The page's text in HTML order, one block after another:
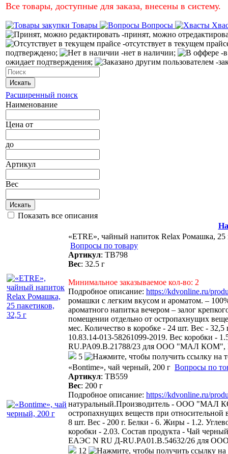
Все товары, доступные для заказа, внесены в систему.
Товары Вопросы
-принят, можно
-отсутствует в текущем
подтверждено;
-нет в наличии;
-
ожидает подтверждения;
-
Искать
Расширенный поиск
Наименование
Цена от
до
Артикул
Вес
Искать
Показать все описания
«ETRE», чайный напиток Relax Ромашка, 25
Вопросы по товару
Артикул: ТВ798
Вес: 32.5 г
Минимальное заказываемое кол-во: 2
Подробное описание: https://kdvonline.ru/
ромашки с легким вкусом и ароматом. –
ароматного напитка вечером – залог
помещении отдельно от остропахнущих
мес. Количество в коробке - 24 шт. Вес -
10.83.14-013-58261099-2019. Вес коробки -
RU.PA09.В.21788/23 для ООО "МАЛ
5
«Bontime», чай черный, 200 г Вопросы по
Артикул: ТВ559
Вес: 200 г
Подробное описание: https://kdvonline.ru/
натуральный.Производитель - ООО "МАЛ
остропахнущих веществ при относительной
8 шт. Вес - 200 г. Белки - 6. Жиры - 1.2.
коробки - 2.03. Состав продукта - Чай
ЕАЭС N RU Д-RU.PA01.В.54632/26 для
12